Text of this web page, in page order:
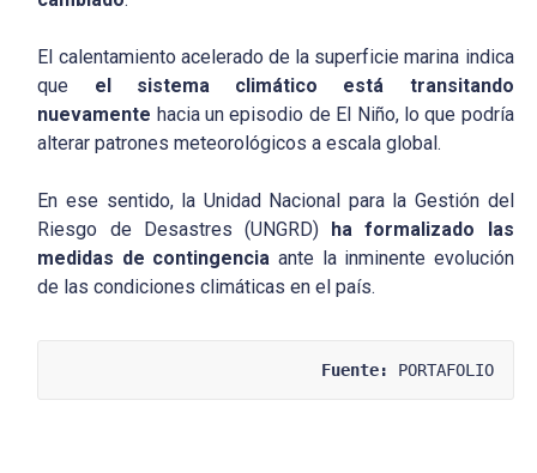
El calentamiento acelerado de la superficie marina indica
que el sistema climático está transitando
nuevamente hacia un episodio de El Niño, lo que podría
alterar patrones meteorológicos a escala global.
En ese sentido, la Unidad Nacional para la Gestión del
Riesgo de Desastres (UNGRD) ha formalizado las
medidas de contingencia ante la inminente evolución
de las condiciones climáticas en el país.
Fuente: PORTAFOLIO